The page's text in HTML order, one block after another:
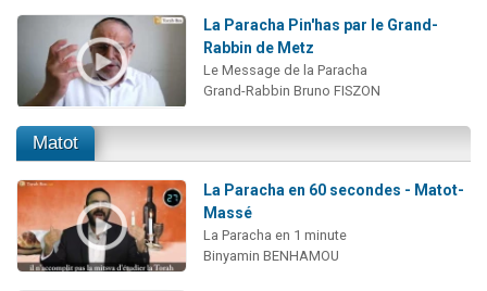
La Paracha Pin'has par le Grand-
Rabbin de Metz
Le Message de la Paracha
Grand-Rabbin Bruno FISZON
Matot
La Paracha en 60 secondes - Matot-
Massé
La Paracha en 1 minute
Binyamin BENHAMOU